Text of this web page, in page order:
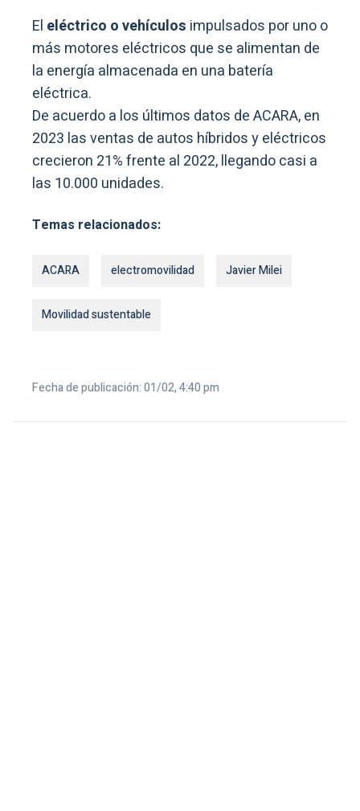
El eléctrico o vehículos impulsados por uno o
más motores eléctricos que se alimentan de
la energía almacenada en una batería
eléctrica.
De acuerdo a los últimos datos de ACARA, en
2023 las ventas de autos híbridos y eléctricos
crecieron 21% frente al 2022, llegando casi a
las 10.000 unidades.
Temas relacionados:
ACARA electromovilidad Javier Milei
Movilidad sustentable
Fecha de publicación: 01/02, 4:40 pm